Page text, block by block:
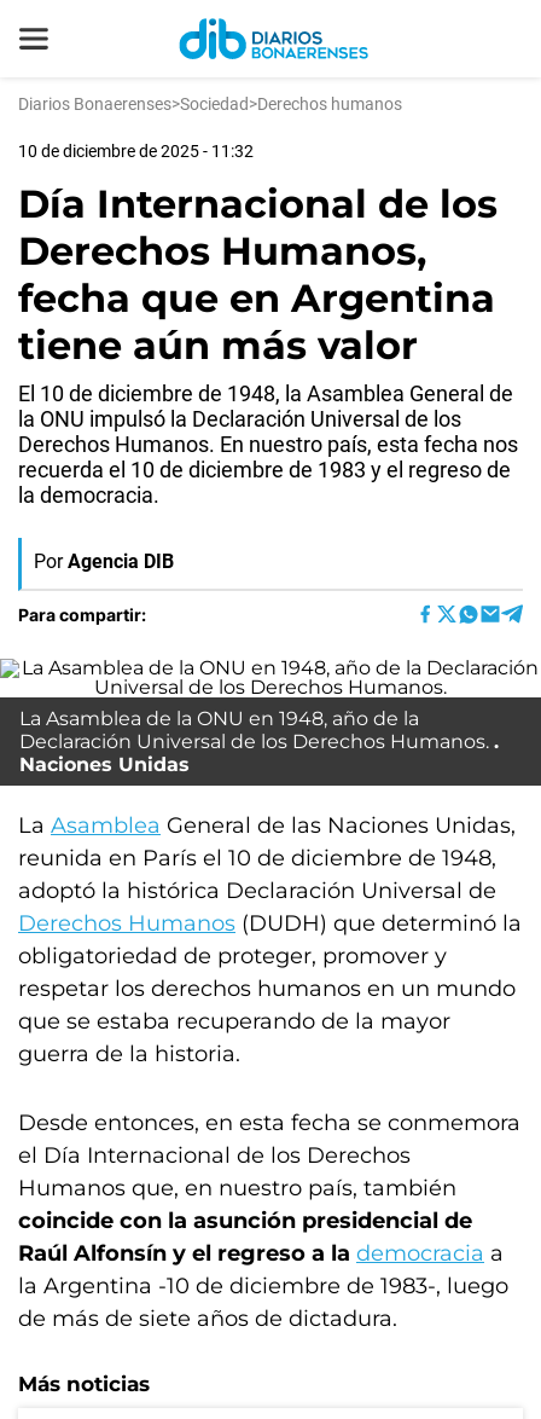
Diarios Bonaerenses>Sociedad>Derechos humanos
10 de diciembre de 2025 - 11:32
Día Internacional de los
Derechos Humanos,
fecha que en Argentina
tiene aún más valor
El 10 de diciembre de 1948, la Asamblea General de
la ONU impulsó la Declaración Universal de los
Derechos Humanos. En nuestro país, esta fecha nos
recuerda el 10 de diciembre de 1983 y el regreso de
la democracia.
Por Agencia DIB
Para compartir:
La Asamblea de la ONU en 1948, año de la
Declaración Universal de los Derechos Humanos.
Naciones Unidas
La Asamblea General de las Naciones Unidas,
reunida en París el 10 de diciembre de 1948,
adoptó la histórica Declaración Universal de
Derechos Humanos (DUDH) que determinó la
obligatoriedad de proteger, promover y
respetar los derechos humanos en un mundo
que se estaba recuperando de la mayor
guerra de la historia.
Desde entonces, en esta fecha se conmemora
el Día Internacional de los Derechos
Humanos que, en nuestro país, también
coincide con la asunción presidencial de
Raúl Alfonsín y el regreso a la democracia a
la Argentina -10 de diciembre de 1983-, luego
de más de siete años de dictadura.
Más noticias